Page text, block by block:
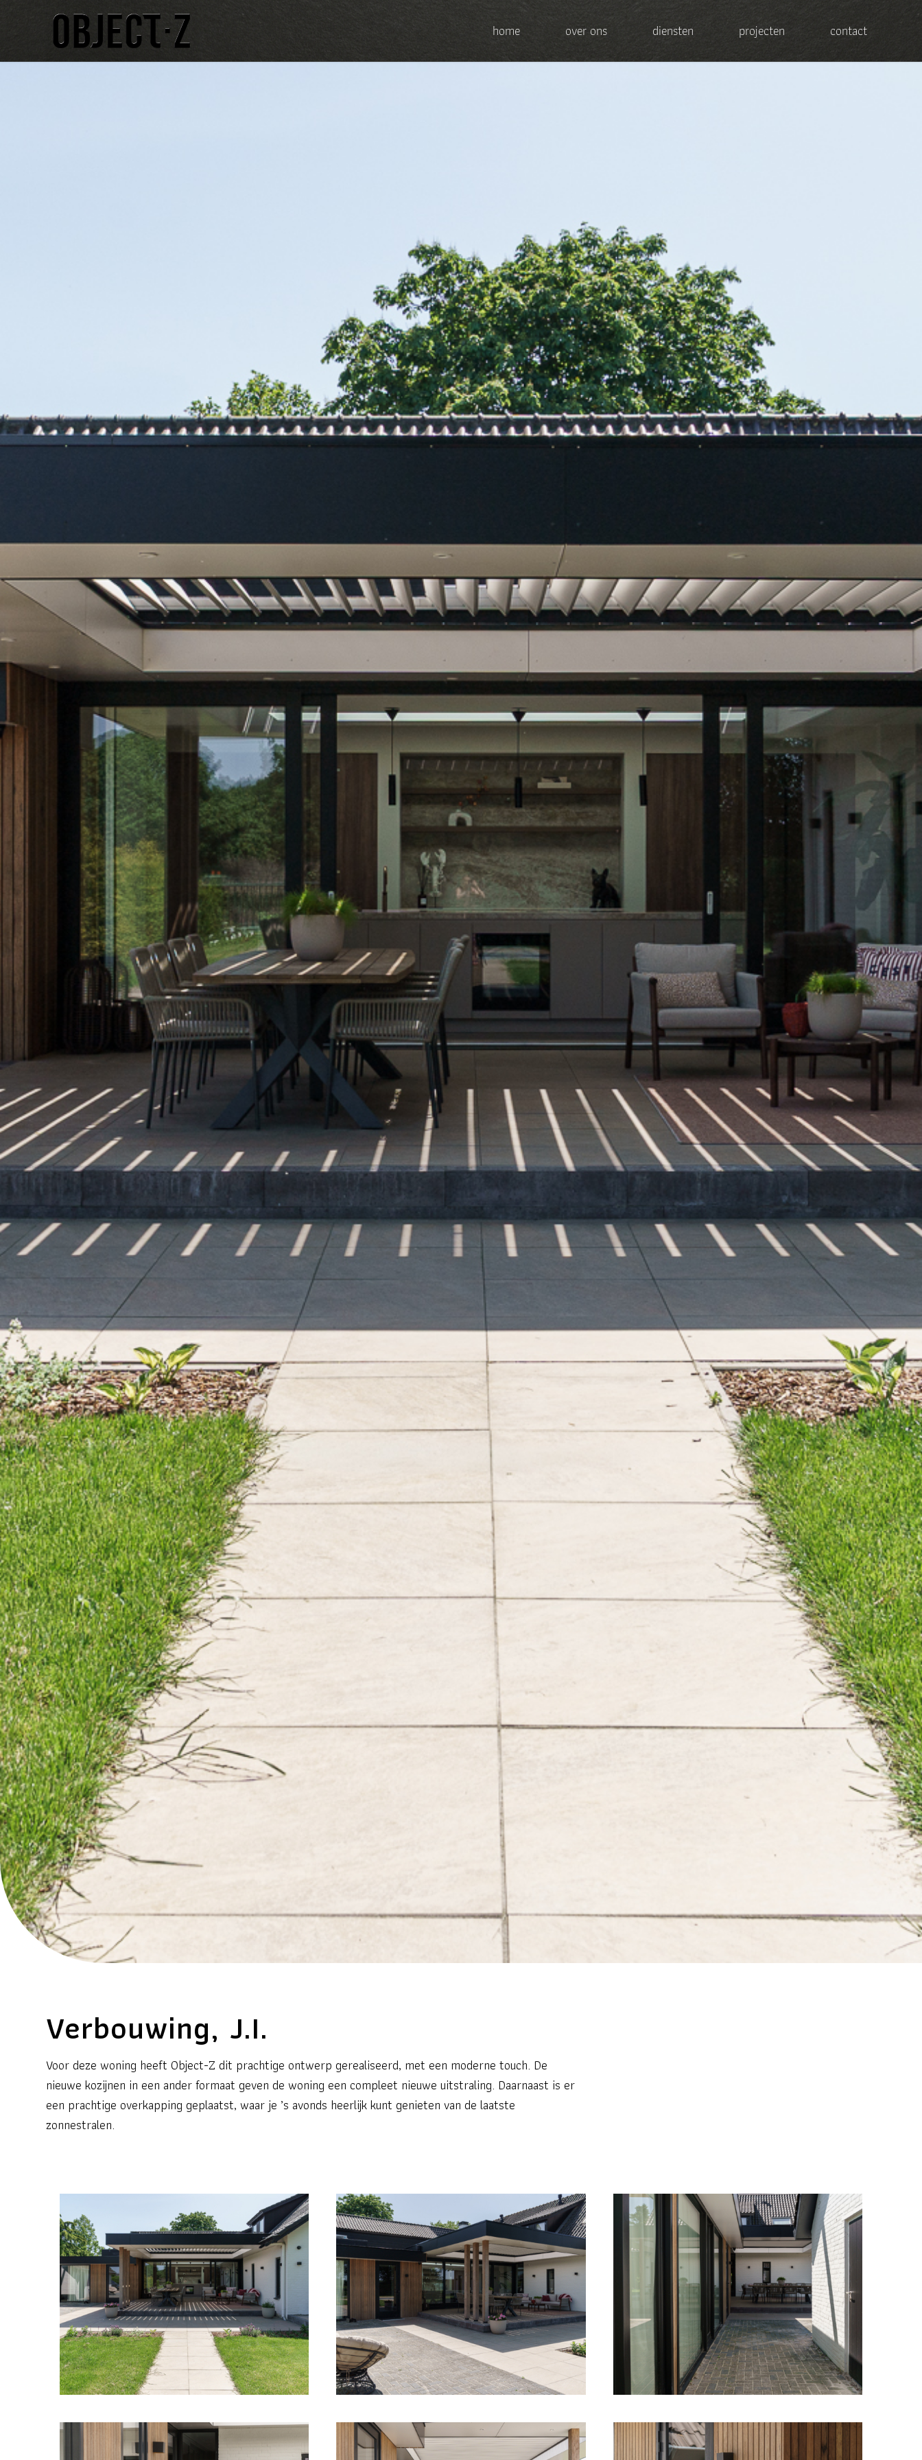
home over ons diensten projecten contact
Verbouwing, J.I.
Voor deze woning heeft Object-Z dit prachtige ontwerp gerealiseerd, met een moderne touch. De
nieuwe kozijnen in een ander formaat geven de woning een compleet nieuwe uitstraling. Daarnaast is er
een prachtige overkapping geplaatst, waar je ’s avonds heerlijk kunt genieten van de laatste
zonnestralen.